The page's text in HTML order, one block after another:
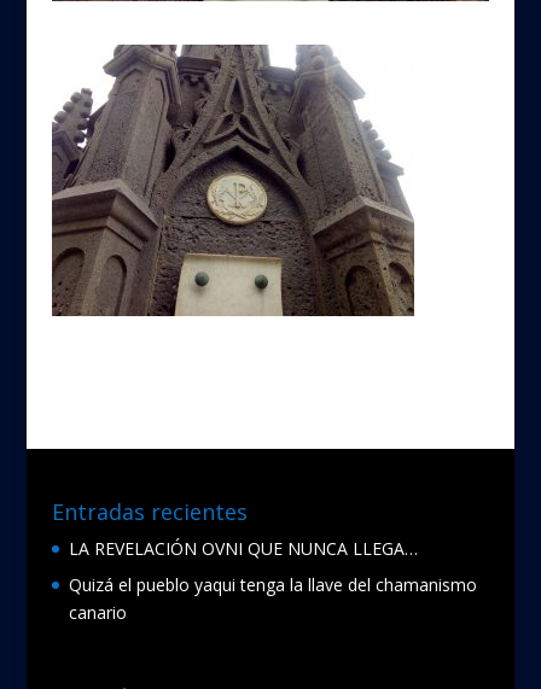
Entradas recientes
LA REVELACIÓN OVNI QUE NUNCA LLEGA…
Quizá el pueblo yaqui tenga la llave del chamanismo
canario